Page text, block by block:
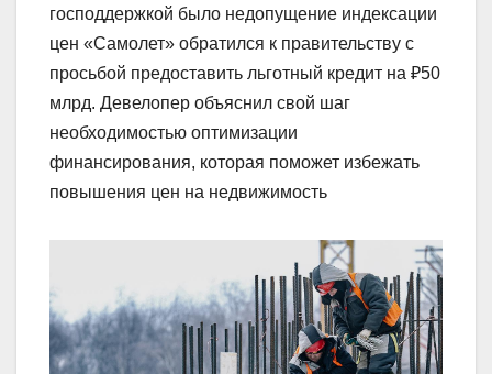
господдержкой было недопущение индексации
цен «Самолет» обратился к правительству с
просьбой предоставить льготный кредит на ₽50
млрд. Девелопер объяснил свой шаг
необходимостью оптимизации
финансирования, которая поможет избежать
повышения цен на недвижимость